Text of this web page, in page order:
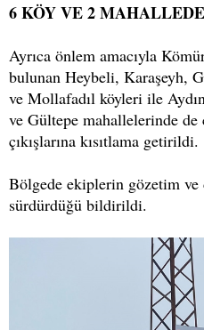
6 KÖY VE 2
Ayrıca önlem amacıyla
bulunan Heybeli, Karaşeyh,
ve Mollafadıl köyleri ile
ve Gültepe mahallelerinde de
çıkışlarına kısıtlama getirildi.
Bölgede ekiplerin gözetim ve
sürdürdüğü bildirildi.